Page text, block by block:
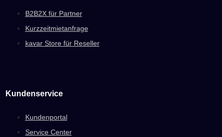
B2B2X für Partner
Kurzzeitmietanfrage
kavar Store für Reseller
Kundenservice
Kundenportal
Service Center